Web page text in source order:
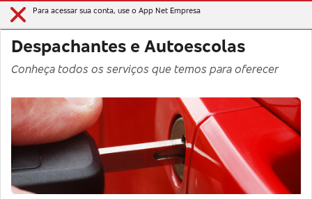
Para acessar sua conta, use o App Net Empresa
Despachantes e Autoescolas
Conheça todos os serviços que temos para oferecer